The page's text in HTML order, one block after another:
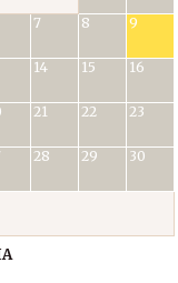
7 8 9
14 15 16
21 22 23
28 29 30